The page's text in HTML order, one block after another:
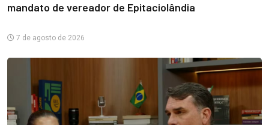
mandato de vereador de Epitaciolândia
7 de agosto de 2026